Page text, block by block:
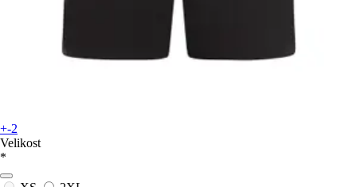
+-2
Velikost
*